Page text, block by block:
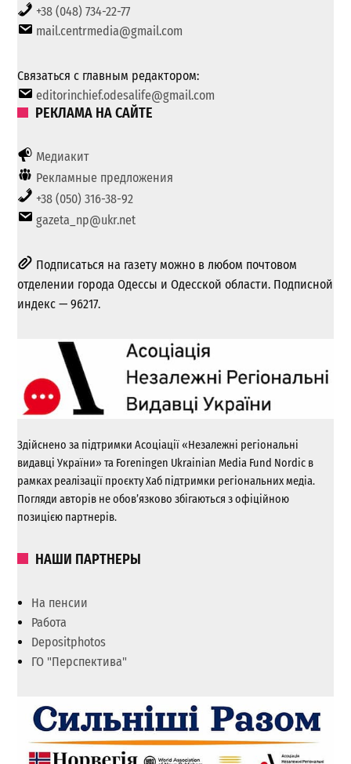
+38 (048) 734-22-77
mail.centrmedia@gmail.com
Связаться с главным редактором:
editorinchief.odesalife@gmail.com
РЕКЛАМА НА САЙТЕ
Медиакит
Рекламные предложения
+38 (050) 316-38-92
gazeta_np@ukr.net
Подписаться на газету можно в любом почтовом
отделении города Одессы и Одесской области. Подписной
индекс — 96217.
Здійснено за підтримки Асоціації «Незалежні регіональні
видавці України» та Foreningen Ukrainian Media Fund Nordic в
рамках реалізації проєкту Хаб підтримки регіональних медіа.
Погляди авторів не обов’язково збігаються з офіційною
позицією партнерів.
НАШИ ПАРТНЕРЫ
На пенсии
Работа
Depositphotos
ГО "Перспектива"